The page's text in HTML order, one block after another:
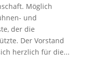
Möglich
und
der die
Der Vorstand
herzlich für die...